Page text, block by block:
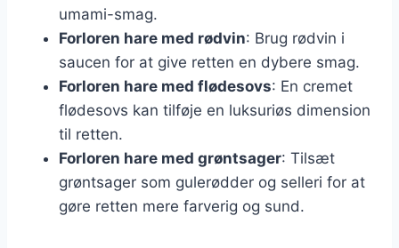
umami-smag.
Forloren hare med rødvin: Brug rødvin i
saucen for at give retten en dybere smag.
Forloren hare med flødesovs: En cremet
flødesovs kan tilføje en luksuriøs dimension
til retten.
Forloren hare med grøntsager: Tilsæt
grøntsager som gulerødder og selleri for at
gøre retten mere farverig og sund.